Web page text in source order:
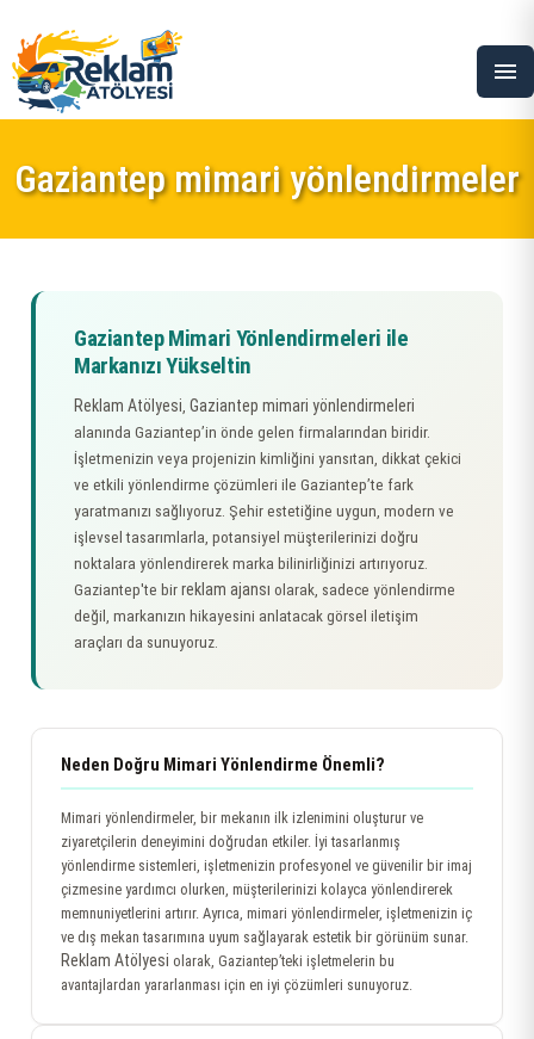
menu
Gaziantep mimari yönlendirmeler
Gaziantep Mimari Yönlendirmeleri ile
Markanızı Yükseltin
Reklam Atölyesi, Gaziantep mimari yönlendirmeleri
alanında Gaziantep’in önde gelen firmalarından biridir.
İşletmenizin veya projenizin kimliğini yansıtan, dikkat çekici
ve etkili yönlendirme çözümleri ile Gaziantep’te fark
yaratmanızı sağlıyoruz. Şehir estetiğine uygun, modern ve
işlevsel tasarımlarla, potansiyel müşterilerinizi doğru
noktalara yönlendirerek marka bilinirliğinizi artırıyoruz.
Gaziantep'te bir reklam ajansı olarak, sadece yönlendirme
değil, markanızın hikayesini anlatacak görsel iletişim
araçları da sunuyoruz.
Neden Doğru Mimari Yönlendirme Önemli?
Mimari yönlendirmeler, bir mekanın ilk izlenimini oluşturur ve
ziyaretçilerin deneyimini doğrudan etkiler. İyi tasarlanmış
yönlendirme sistemleri, işletmenizin profesyonel ve güvenilir bir imaj
çizmesine yardımcı olurken, müşterilerinizi kolayca yönlendirerek
memnuniyetlerini artırır. Ayrıca, mimari yönlendirmeler, işletmenizin iç
ve dış mekan tasarımına uyum sağlayarak estetik bir görünüm sunar.
Reklam Atölyesi olarak, Gaziantep’teki işletmelerin bu
avantajlardan yararlanması için en iyi çözümleri sunuyoruz.